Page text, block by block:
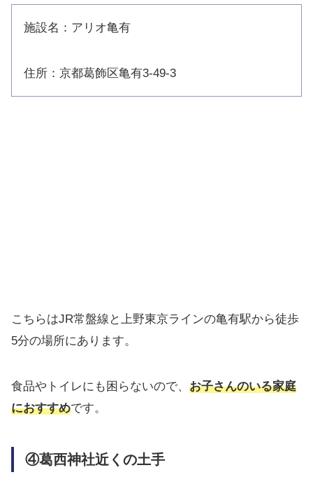
施設名：アリオ亀有
住所：京都葛飾区亀有3-49-3
こちらはJR常盤線と上野東京ラインの亀有駅から徒歩
5分の場所にあります。
食品やトイレにも困らないので、 お子さんのいる家庭
におすすめです。
④葛西神社近くの土手